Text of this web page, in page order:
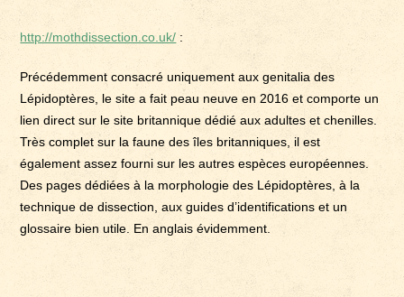
http://mothdissection.co.uk/ :
Précédemment consacré uniquement aux genitalia des
Lépidoptères, le site a fait peau neuve en 2016 et comporte un
lien direct sur le site britannique dédié aux adultes et chenilles.
Très complet sur la faune des îles britanniques, il est
également assez fourni sur les autres espèces européennes.
Des pages dédiées à la morphologie des Lépidoptères, à la
technique de dissection, aux guides d’identifications et un
glossaire bien utile. En anglais évidemment.